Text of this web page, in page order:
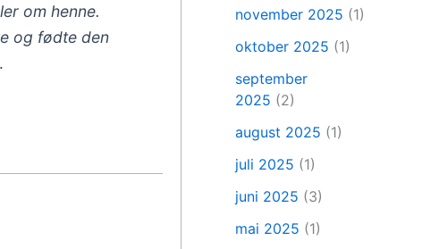
om henne.
og fødte den
november 2025 (1)
oktober 2025 (1)
september
2025 (2)
august 2025 (1)
juli 2025 (1)
juni 2025 (3)
mai 2025 (1)